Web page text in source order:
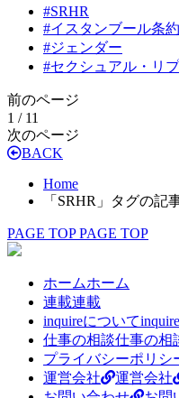
#SRHR
#イスタンブール条約
#ジェンダー
#セクシュアル・リ
前のページ
1 / 11
次のページ
BACK
Home
「SRHR」タグの記
PAGE TOP PAGE TOP
ホームホーム
連載連載
inquireについて
仕事の相談仕事の相
プライバシーポリシ
運営会社
運営会社